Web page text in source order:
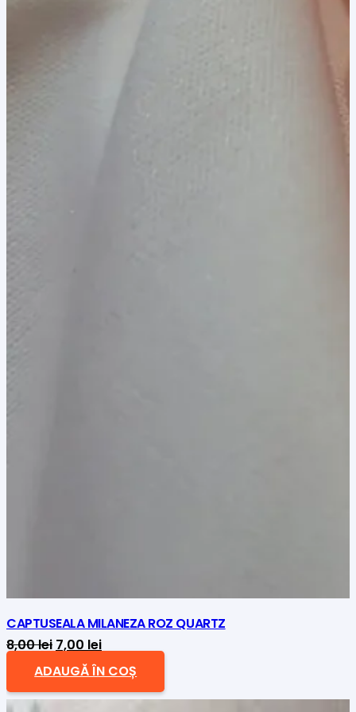
CAPTUSEALA MILANEZA ROZ QUARTZ
8,00lei Prețul
inițial
a
7,00 leiPrețul
curent
este:
ADAUGĂ ÎN COȘ